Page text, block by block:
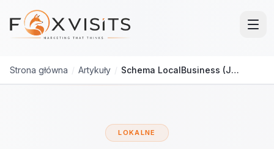
Przejdź do treści głównej
Strona główna / Artykuły / Schema LocalBusiness (JSON-LD): wdrożenie i walidacja
LOKALNE